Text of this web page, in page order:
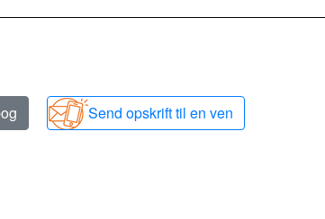
Send opskrift til en ven